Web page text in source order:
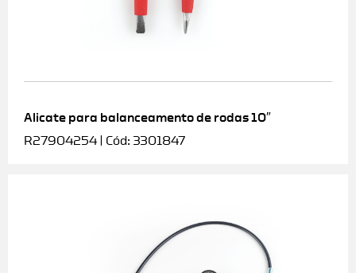
Alicate para balanceamento de rodas 10″
R27904254 | Cód: 3301847